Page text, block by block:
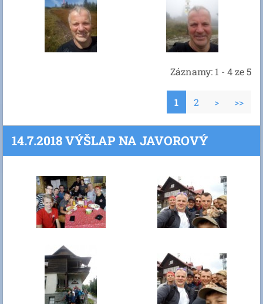
Záznamy: 1 - 4 ze 5
1 2 > >>
14.7.2018 VÝŠLAP NA JAVOROVÝ